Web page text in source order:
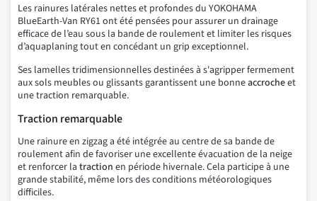
Les rainures latérales nettes et profondes du YOKOHAMA
BlueEarth-Van RY61 ont été pensées pour assurer un drainage
efficace de l’eau sous la bande de roulement et limiter les risques
d’aquaplaning tout en concédant un grip exceptionnel.
Ses lamelles tridimensionnelles destinées à s'agripper fermement
aux sols meubles ou glissants garantissent une bonneaccrocheet
une traction remarquable.
Traction remarquable
Une rainure en zigzag a été intégrée au centre de sa bande de
roulement afin de favoriser une excellente évacuation de la neige
et renforcer la traction en période hivernale. Cela participe à une
grande stabilité, même lors des conditions météorologiques
difficiles.